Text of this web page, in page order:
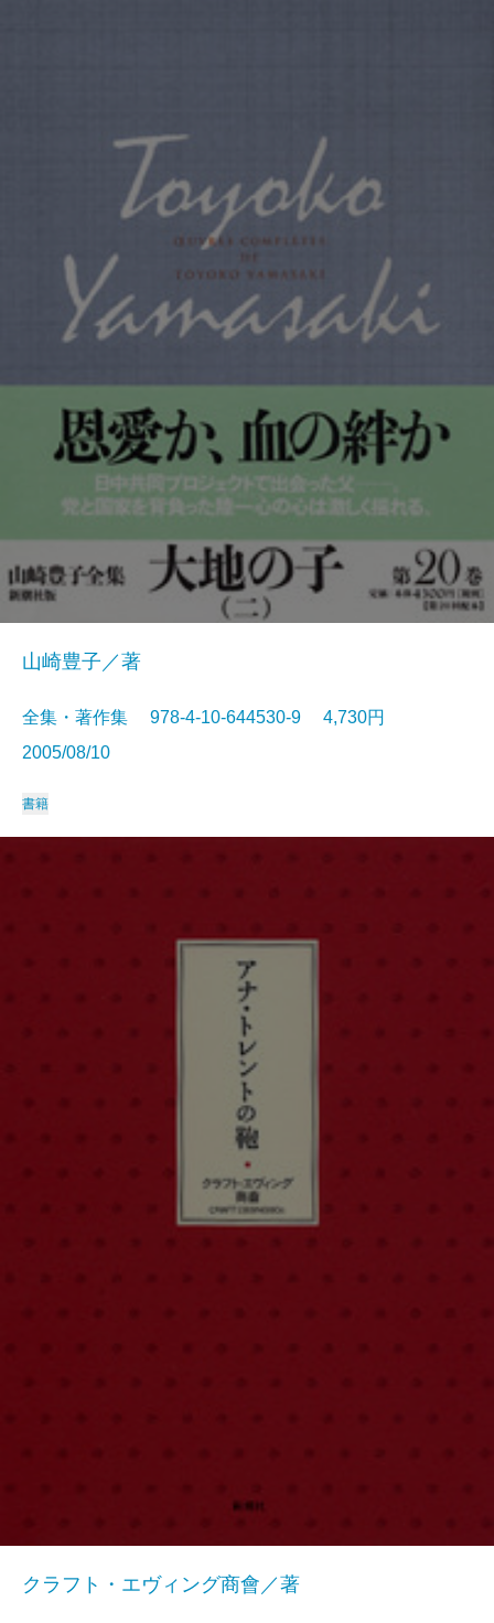
山崎豊子／著
全集・著作集 978-4-10-644530-9 4,730円
2005/08/10
書籍
クラフト・エヴィング商會／著